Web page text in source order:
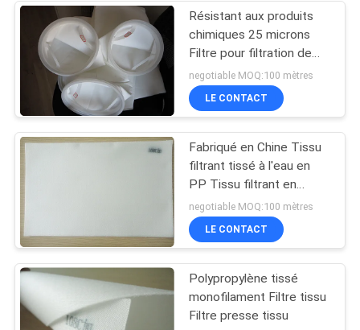
Résistant aux produits
chimiques 25 microns
Filtre pour filtration de
liquide et longue durée
de vie
negotiable MOQ:100 mètres
LE CONTACT
Fabriqué en Chine Tissu
filtrant tissé à l'eau en
PP Tissu filtrant en
rouleau Tissu filtrant en
micron Polypropylène
Tissu filtrant en
negotiable MOQ:100 mètres
LE CONTACT
Polypropylène tissé
monofilament Filtre tissu
Filtre presse tissu